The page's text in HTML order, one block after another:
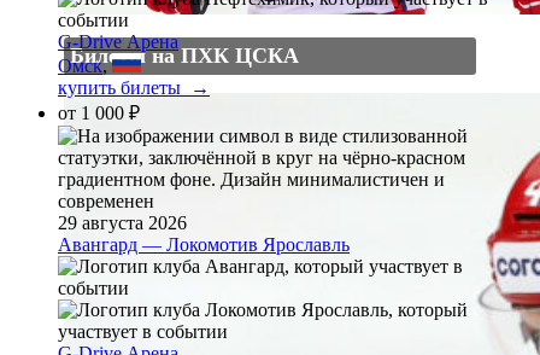
Билеты на ПХК ЦСКА
G-Drive Арена
Омск,
купить билеты →
от 1 000 ₽
29 августа 2026
Авангард — Локомотив Ярославль